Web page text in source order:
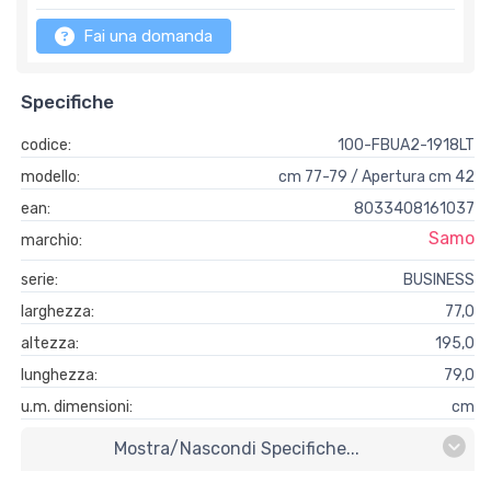
Fai una domanda
Specifiche
codice:
100-FBUA2-1918LT
modello:
cm 77-79 / Apertura cm 42
ean:
8033408161037
marchio:
Samo
serie:
BUSINESS
larghezza:
77,0
altezza:
195,0
lunghezza:
79,0
u.m. dimensioni:
cm
Mostra/nascondi Specifiche...